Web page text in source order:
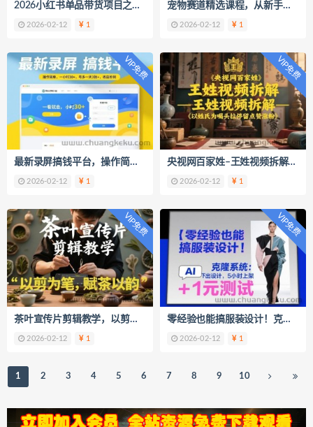
2026小红书单品带货项目之饰品垂直赛道，潮在小红书上开店，稳定月入5W+
2026-02-12 1
宠物赛道精选课程，从新手快速成长为行业能手，抢占宠物赛道红利
2026-02-12 1
VIP免费
最新录屏搞钱平台，操作简单，一看就会，一小时30+，号多一天3张+，收益秒到【揭秘】
2026-02-12 1
VIP免费
央视网百家姓–王姓视频拆解，以姓氏为噱头拉停留点赞涨粉
2026-02-12 1
VIP免费
茶叶宣传片剪辑教学，以剪为笔，赋茶以韵，新手也能拍出高级感
2026-02-12 1
VIP免费
零经验也能搞服装设计！克隆系统：AI点几下出设计，5小时上架+1元测试
2026-02-12 1
1 2 3 4 5 6 7 8 9 10